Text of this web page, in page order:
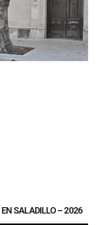
SALADILLO – 2026